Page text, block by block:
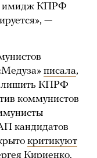
имидж КПРФ
—
писала,
лишить КПРФ
коммунистов
кандидатов
критикуют
Кириенко.